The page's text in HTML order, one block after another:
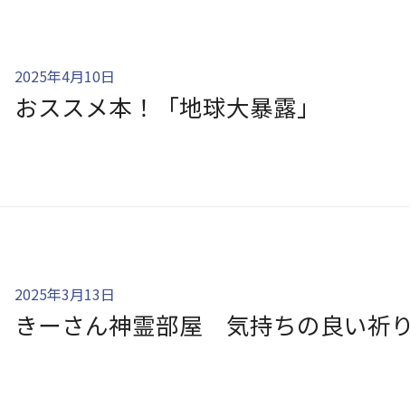
2025年4月10日
おススメ本！「地球大暴露」
2025年3月13日
きーさん神霊部屋 気持ちの良い祈り